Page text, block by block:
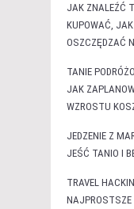
JAK ZNALEŹĆ
KUPOWAĆ,
OSZCZĘDZAĆ
TANIE
JAK
WZROSTU
JEDZENIE Z
JEŚĆ TANIO I
TRAVEL
NAJPROSTSZE